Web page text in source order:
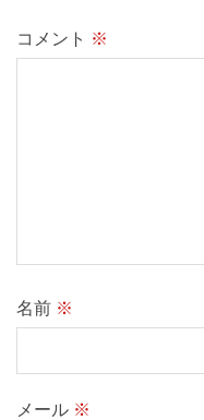
コメント ※
名前 ※
メール ※